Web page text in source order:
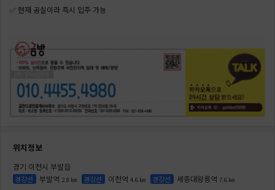
✅ 현재 공실이라 즉시 입주 가능
위치정보
경기 이천시 부발읍
경강선 부발역 2.8 ㎞ 경강선 이천역 4.6 ㎞ 경강선 세종대왕릉역 7.6 ㎞